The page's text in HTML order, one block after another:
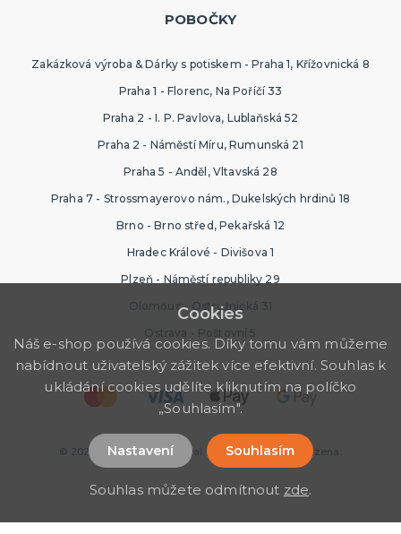
POBOČKY
Zakázková výroba & Dárky s potiskem - Praha 1, Křížovnická 8
Praha 1 - Florenc, Na Poříčí 33
Praha 2 - I. P. Pavlova, Lublaňská 52
Praha 2 - Náměstí Míru, Rumunská 21
Praha 5 - Anděl, Vltavská 28
Praha 7 - Strossmayerovo nám., Dukelských hrdinů 18
Brno - Brno střed, Pekařská 12
Hradec Králové - Divišova 1
Plzeň - Náměstí republiky 29
Olomouc - Ostružnická 31
Ostrava - Poštovní 5
© 2026 Nejlevnější Karneval. Všechna práva vyhrazena.
Cookies
Náš e-shop používá cookies. Díky tomu vám můžeme
nabídnout uživatelský zážitek více efektivní. Souhlas k
ukládání cookies udělíte kliknutím na políčko
„Souhlasím".
Nastavení Souhlasím
Souhlas můžete odmítnout zde.